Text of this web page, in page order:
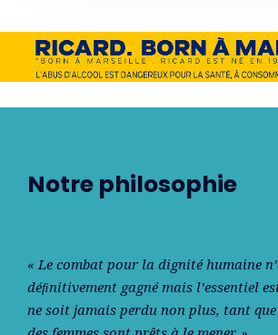
Notre philosophie
« Le combat pour la dignité humaine
déﬁnitivement gagné mais l’essentiel
ne soit jamais perdu non plus, tant que